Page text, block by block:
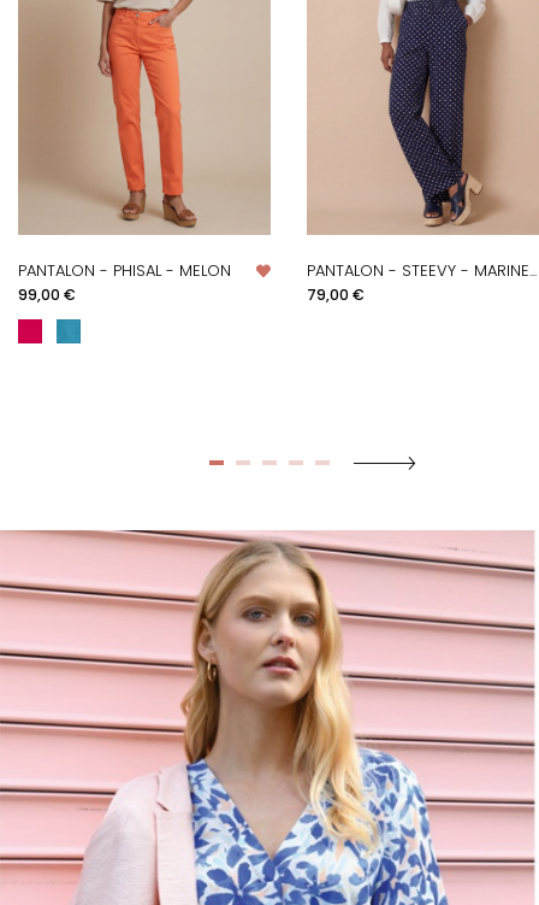
PANTALON - PHISAL - MELON
Prix
99,00 €
PANTALON - STEEVY - MARINE...
Prix
79,00 €